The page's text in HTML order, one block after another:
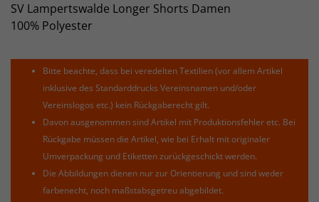
SV Lampertswalde Longer Shorts Damen
100% Polyester
Bitte beachte, dass bei veredelten Textilien (vor allem Artikel
inklusive des Standarddrucks Vereinsnamen und/oder
Vereinslogos etc.) kein Rückgaberecht gilt.
Davon ausgenommen sind Artikel mit Produktionsfehler etc. Bei
Rückgabe müssen die Artikel, wie bei Erhalt mit originaler
Umverpackung und Etiketten zurückgeschickt werden.
Die Abbildungen dienen nur zur Orientierung und sind weder
farbenecht, noch maßstabsgetreu abgebildet.